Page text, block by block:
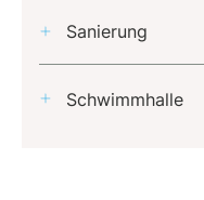
Sanierung
Schwimmhalle